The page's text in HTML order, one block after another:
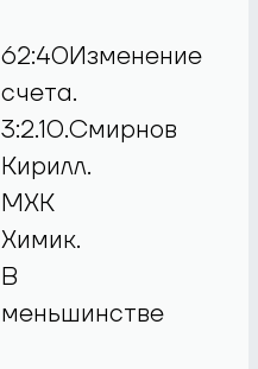
62:40Изменение
счета.
3:2.10.Смирнов
Кирилл.
МХК
Химик.
В
меньшинстве